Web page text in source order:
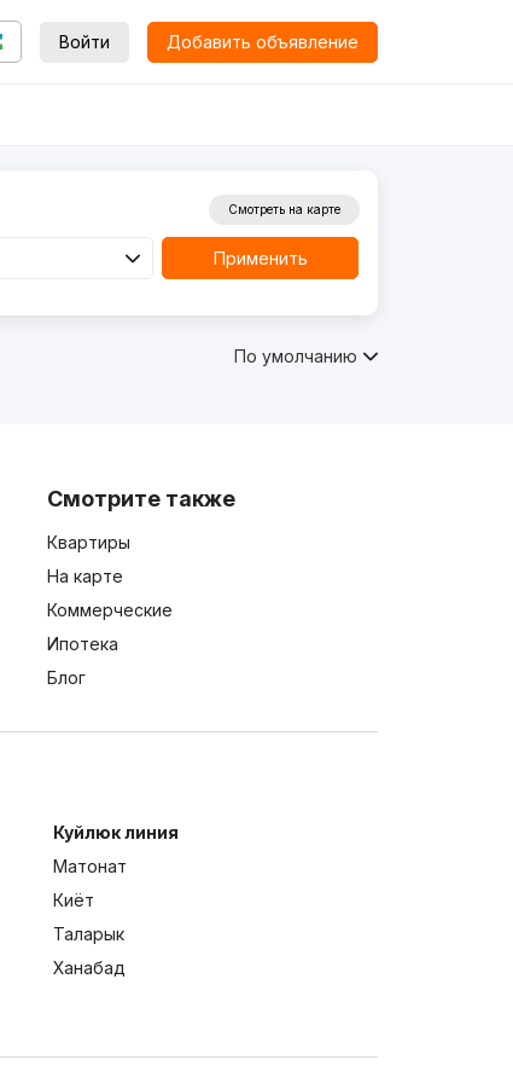
Войти Добавить объявление
Смотреть на карте
Применить
По умолчанию
Смотрите также
Квартиры
На карте
Коммерческие
Ипотека
Блог
Куйлюк линия
Матонат
Киёт
Таларык
Ханабад